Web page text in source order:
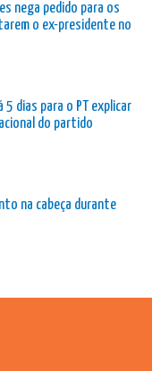
nega pedido para os
o ex-presidente no
5 dias para o PT explicar
do partido
na cabeça durante